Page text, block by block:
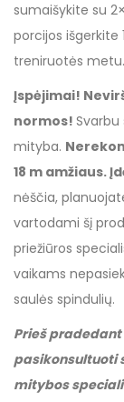
sumaišykite su
porcijos išgerkite
treniruotės metu.
Įspėjimai!
normos! Svarbu
mityba.
18 m amžiaus.
nėščia,
vartodami šį
priežiūros
vaikams
saulės spindulių.
Prieš
pasikonsultuoti
mitybos